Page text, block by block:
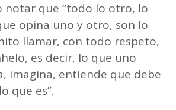
notar que “todo lo otro, lo
opina uno y otro, son lo
llamar, con todo respeto,
es decir, lo que uno
imagina, entiende que debe
que es”.